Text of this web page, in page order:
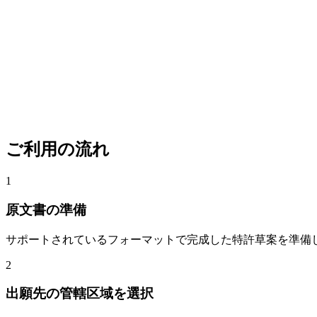
ご利用の流れ
1
原文書の準備
サポートされているフォーマットで完成した特許草案を準備
2
出願先の管轄区域を選択